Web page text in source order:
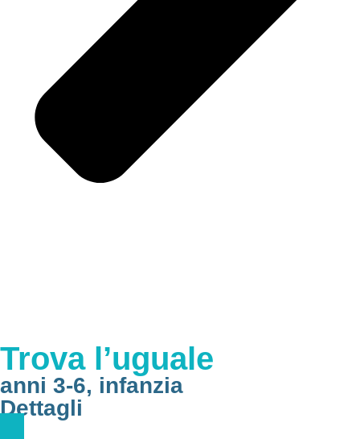
Trova l’uguale
anni 3-6, infanzia
Dettagli